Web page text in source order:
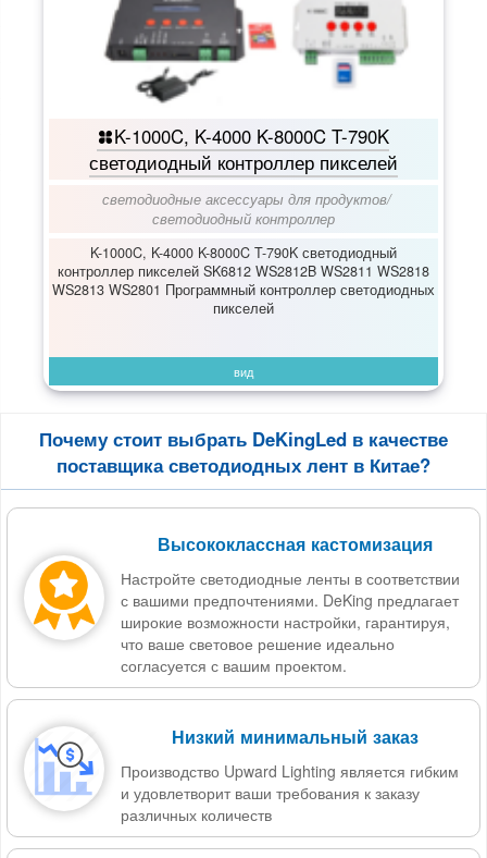
K-1000C, K-4000 K-8000C T-790K
светодиодный контроллер пикселей
светодиодные аксессуары для продуктов/
светодиодный контроллер
K-1000C, K-4000 K-8000C T-790K светодиодный
контроллер пикселей SK6812 WS2812B WS2811 WS2818
WS2813 WS2801 Программный контроллер светодиодных
пикселей
вид
Почему стоит выбрать DeKingLed в качестве
поставщика светодиодных лент в Китае?
Высококлассная кастомизация
Настройте светодиодные ленты в соответствии
с вашими предпочтениями. DeKing предлагает
широкие возможности настройки, гарантируя,
что ваше световое решение идеально
согласуется с вашим проектом.
Низкий минимальный заказ
Производство Upward Lighting является гибким
и удовлетворит ваши требования к заказу
различных количеств